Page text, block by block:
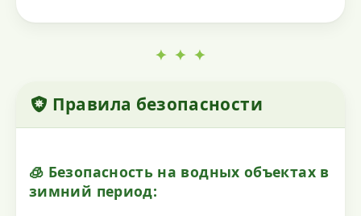
✦ ✦ ✦
Правила безопасности
🧊 Безопасность на водных объектах в
зимний период: